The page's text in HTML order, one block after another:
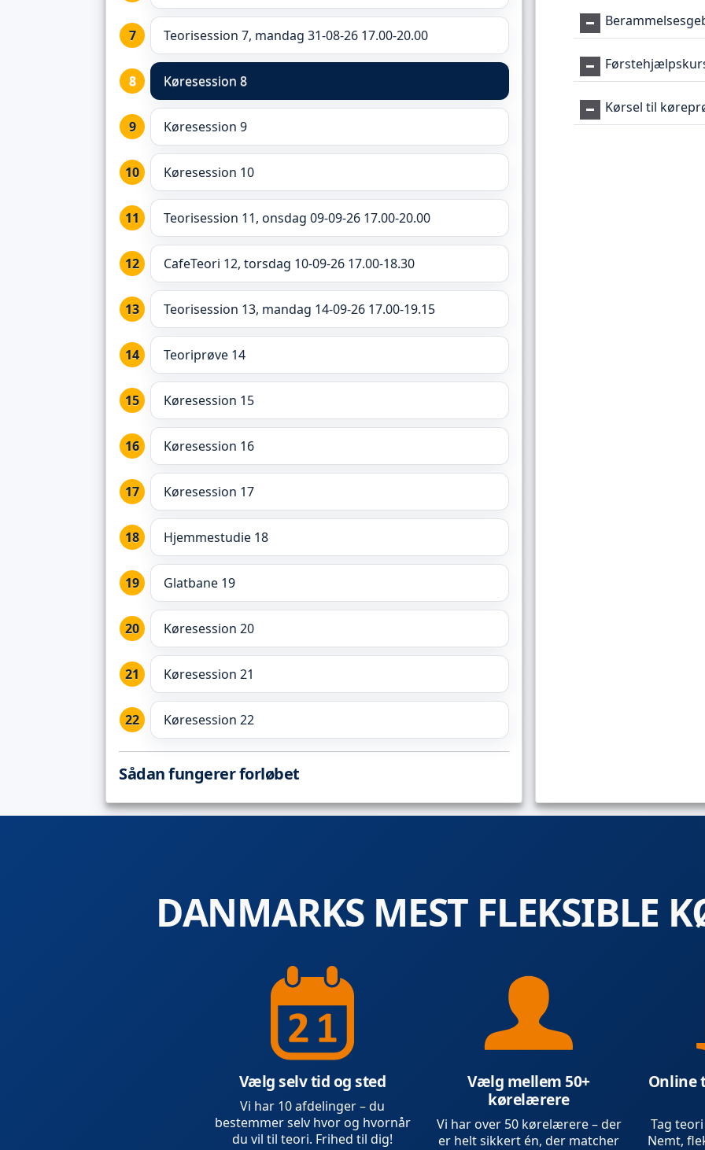
Teorisession 7, mandag 31-08-26 17.00-20.00
Køresession 8
Køresession 9
Køresession 10
Teorisession 11, onsdag 09-09-26 17.00-20.00
CafeTeori 12, torsdag 10-09-26 17.00-18.30
Teorisession 13, mandag 14-09-26 17.00-19.15
Teoriprøve 14
Køresession 15
Køresession 16
Køresession 17
Hjemmestudie 18
Glatbane 19
Køresession 20
Køresession 21
Køresession 22
Sådan fungerer forløbet
Kørsel til
DANMARKS MEST FLEKSIBLE
Vælg selv tid og sted
Vi har 10 afdelinger – du
bestemmer selv hvor og hvornår
du vil til teori. Frihed til dig!
Vælg mellem 50+
kørelærere
Vi har over 50 kørelærere – der
er helt sikkert én, der matcher
Online
Tag
Nemt,